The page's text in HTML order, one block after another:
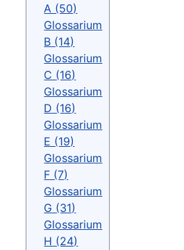
A (50)
Glossarium
B (14)
Glossarium
C (16)
Glossarium
D (16)
Glossarium
E (19)
Glossarium
F (7)
Glossarium
G (31)
Glossarium
H (24)